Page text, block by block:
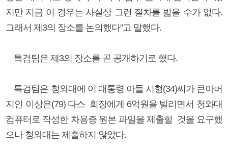
지만 지금 이 경우는 사실상 그런 절차를 밟을 수가 없다.
그래서 제3의 장소를 논의했다"고 말했다.
특검팀은 제3의 장소를 곧 공개하기로 했다.
특검팀은 청와대에 이 대통령 아들 시형(34)씨가 큰아버
지인 이상은(79) 다스 회장에게 6억원을 빌리면서 청와대
컴퓨터로 작성한 차용증 원본 파일을 제출할 것을 요구했
으나 청와대는 제출하지 않았다.